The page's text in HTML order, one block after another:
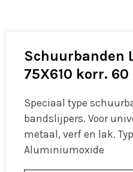
Schuurbanden
75X610 korr. 60
Speciaal type
bandslijpers. Voor
metaal, verf en lak.
Aluminiumoxide